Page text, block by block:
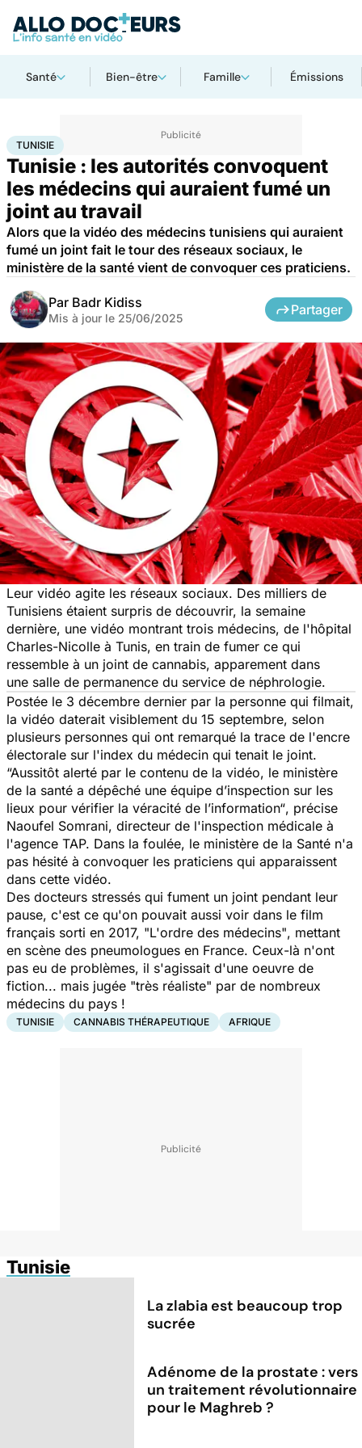
Santé Bien-être Famille Émissions
AccueilSanté Drogues et addictions
TUNISIE
Tunisie : les autorités convoquent
les médecins qui auraient fumé un
joint au travail
Alors que la vidéo des médecins tunisiens qui auraient
fumé un joint fait le tour des réseaux sociaux, le
ministère de la santé vient de convoquer ces praticiens.
Par Badr Kidiss
Mis à jour le 25/06/2025
Partager
Leur vidéo agite les réseaux sociaux. Des milliers de
Tunisiens étaient surpris de découvrir, la semaine
dernière, une vidéo montrant trois médecins, de l'hôpital
Charles-Nicolle à Tunis, en train de fumer ce qui
ressemble à un joint de cannabis, apparement dans
une salle de permanence du service de néphrologie.
Postée le 3 décembre dernier par la personne qui filmait,
la vidéo daterait visiblement du 15 septembre, selon
plusieurs personnes qui ont remarqué la trace de l'encre
électorale sur l'index du médecin qui tenait le joint.
“Aussitôt alerté par le contenu de la vidéo, le ministère
de la santé a dépêché une équipe d’inspection sur les
lieux pour vérifier la véracité de l’information“, précise
Naoufel Somrani, directeur de l'inspection médicale à
l'agence TAP. Dans la foulée, le ministère de la Santé n'a
pas hésité à convoquer les praticiens qui apparaissent
dans cette vidéo.
Des docteurs stressés qui fument un joint pendant leur
pause, c'est ce qu'on pouvait aussi voir dans le film
français sorti en 2017, "L'ordre des médecins", mettant
en scène des pneumologues en France. Ceux-là n'ont
pas eu de problèmes, il s'agissait d'une oeuvre de
fiction... mais jugée "très réaliste" par de nombreux
médecins du pays !
TUNISIE CANNABIS THÉRAPEUTIQUE AFRIQUE
Tunisie
La zlabia est beaucoup trop
sucrée
Adénome de la prostate : vers
un traitement révolutionnaire
pour le Maghreb ?